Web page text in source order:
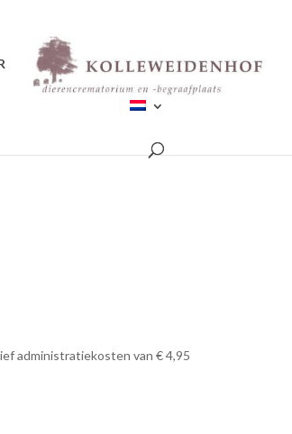
administratiekosten van € 4,95